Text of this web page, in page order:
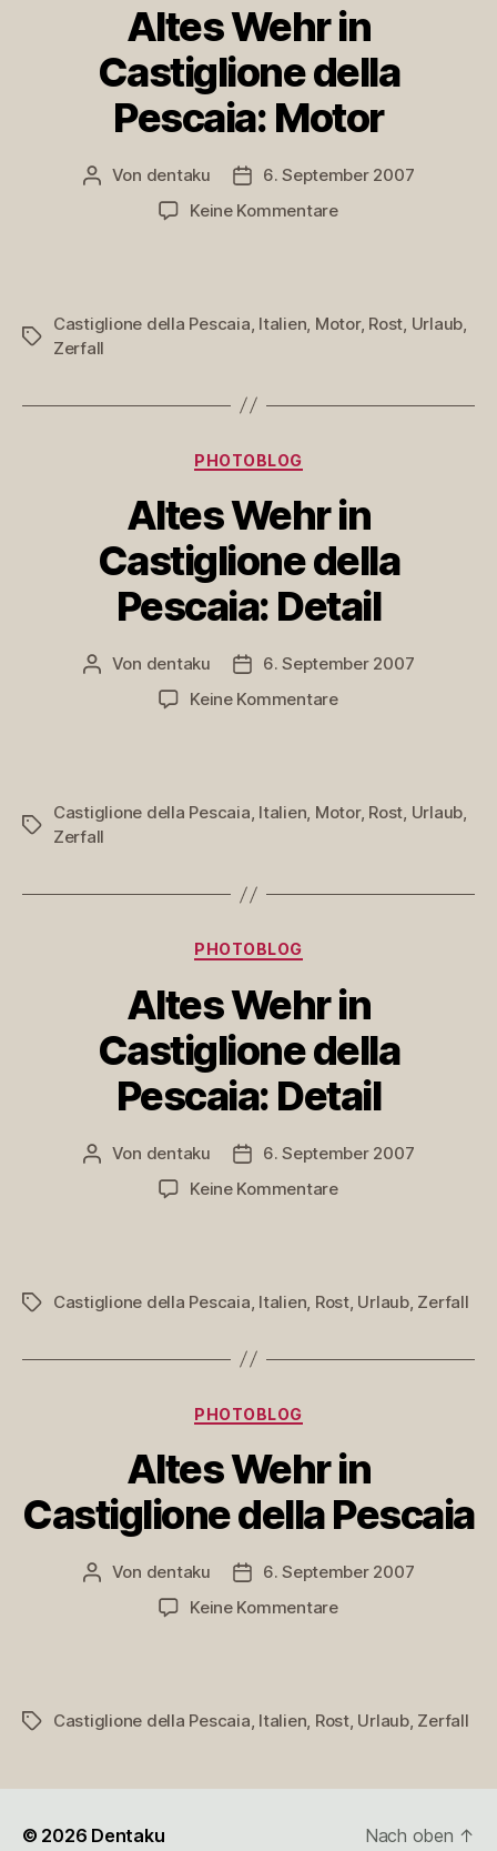
Altes Wehr in
Castiglione della
Pescaia: Motor
Beitragsautor
Von dentaku Veröffentlichungsdatum
6. September 2007
Keine Kommentarezu
della
Schlagwörter
Castiglione della Pescaia Italien Motor, Rost Urlaub
Zerfall
Kategorien
PHOTOBLOG
Altes Wehr in
Castiglione della
Pescaia: Detail
Beitragsautor
Von dentaku Veröffentlichungsdatum
6. September 2007
Keine Kommentarezu
della
Schlagwörter
Castiglione della Pescaia, Italien, Motor, Rost, Urlaub,
Zerfall
Kategorien
PHOTOBLOG
Altes Wehr in
Castiglione della
Pescaia: Detail
Beitragsautor
Von dentaku Veröffentlichungsdatum
6. September 2007
Keine Kommentarezu
della
Detail
Schlagwörter
Castiglione della Pescaia Italien Rost, Urlaub, Zerfall
Kategorien
PHOTOBLOG
Altes Wehr in
Castiglione della Pescaia
Beitragsautor
Von dentaku Veröffentlichungsdatum
6. September 2007
Keine Kommentarezu
della
Schlagwörter
Castiglione della Pescaia, Italien, Rost, Urlaub, Zerfall
© 2026 Dentaku Nach oben ↑